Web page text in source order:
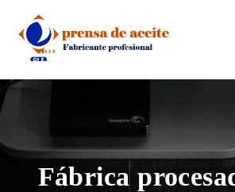
content
Fábrica